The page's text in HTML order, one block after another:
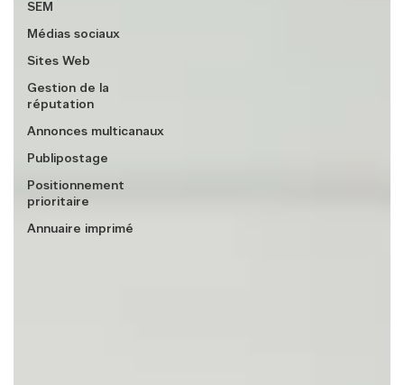
SEM
Médias sociaux
Sites Web
Gestion de la
réputation
Annonces multicanaux
Publipostage
Positionnement
prioritaire
Annuaire imprimé